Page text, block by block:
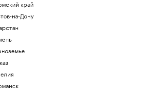
край
на-Дону